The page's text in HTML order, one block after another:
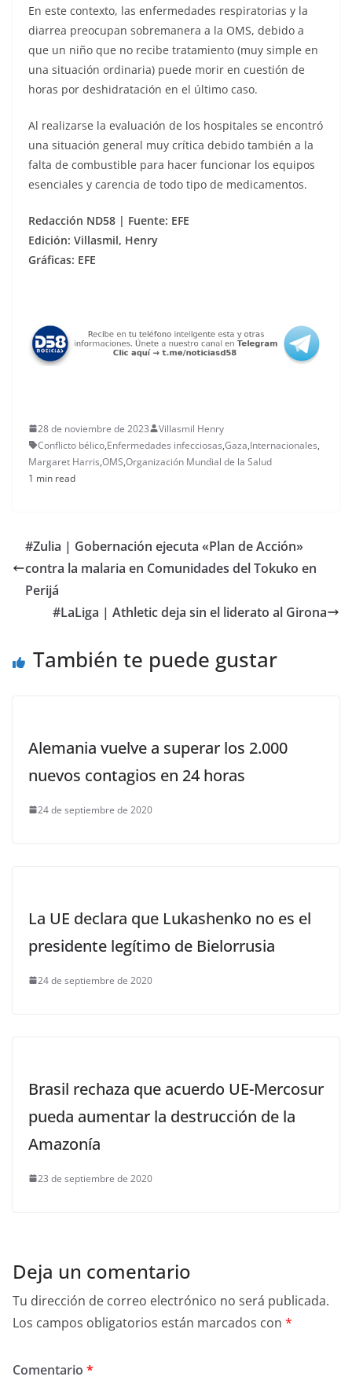
En este contexto, las enfermedades respiratorias y la
diarrea preocupan sobremanera a la OMS, debido a
que un niño que no recibe tratamiento (muy simple en
una situación ordinaria) puede morir en cuestión de
horas por deshidratación en el último caso.
Al realizarse la evaluación de los hospitales se encontró
una situación general muy crítica debido también a la
falta de combustible para hacer funcionar los equipos
esenciales y carencia de todo tipo de medicamentos.
Redacción ND58 | Fuente: EFE
Edición: Villasmil, Henry
Gráficas: EFE
28 de noviembre de 2023
Villasmil Henry
Conflicto bélico,Enfermedades infecciosas,Gaza,Internacionales,
Margaret Harris,OMS,Organización Mundial de la Salud
1 min read
#Zulia | Gobernación ejecuta «Plan de Acción»
contra la malaria en Comunidades del Tokuko en
Perijá
#LaLiga | Athletic deja sin el liderato al Girona
También te puede gustar
Alemania vuelve a superar los 2.000
nuevos contagios en 24 horas
24 de septiembre de 2020
La UE declara que Lukashenko no es el
presidente legítimo de Bielorrusia
24 de septiembre de 2020
Brasil rechaza que acuerdo UE-Mercosur
pueda aumentar la destrucción de la
Amazonía
23 de septiembre de 2020
Deja un comentario
Tu dirección de correo electrónico no será publicada.
Los campos obligatorios están marcados con *
Comentario *